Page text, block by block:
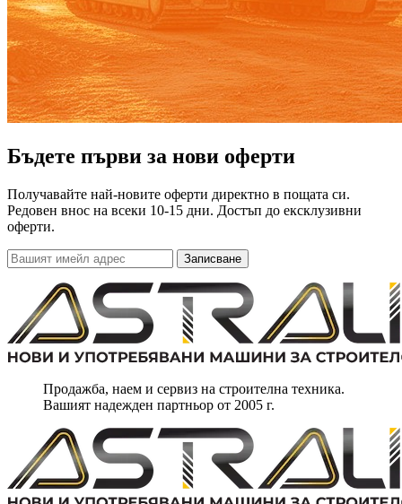
Бъдете първи за нови оферти
Получавайте най-новите оферти директно в пощата си.
Редовен внос на всеки 10-15 дни. Достъп до ексклузивни
оферти.
Записване
Продажба, наем и сервиз на строителна техника.
Вашият надежден партньор от 2005 г.